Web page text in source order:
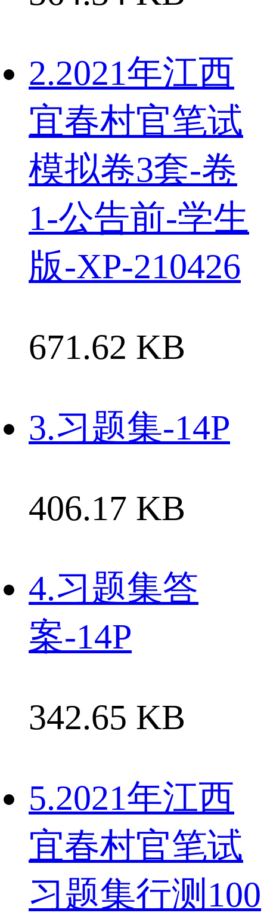
2.2021年江西
宜春村官笔试
模拟卷3套-卷
1-公告前-学生
版-XP-210426
671.62 KB
3.习题集-14P
406.17 KB
4.习题集答
案-14P
342.65 KB
5.2021年江西
宜春村官笔试
习题集行测100